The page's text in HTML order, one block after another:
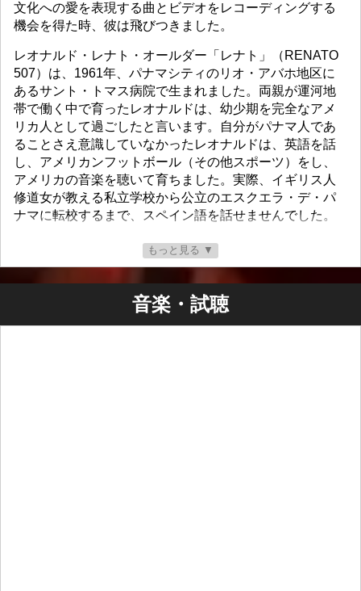
文化への愛を表現する曲とビデオをレコーディングする
機会を得た時、彼は飛びつきました。
レオナルド・レナト・オールダー「レナト」（RENATO
507）は、1961年、パナマシティのリオ・アバホ地区に
あるサント・トマス病院で生まれました。両親が運河地
帯で働く中で育ったレオナルドは、幼少期を完全なアメ
リカ人として過ごしたと言います。自分がパナマ人であ
ることさえ意識していなかったレオナルドは、英語を話
し、アメリカンフットボール（その他スポーツ）をし、
アメリカの音楽を聴いて育ちました。実際、イギリス人
修道女が教える私立学校から公立のエスクエラ・デ・パ
ナマに転校するまで、スペイン語を話せませんでした。
元々ダンサーを目指していたレオナルドは、ダンスの振
り付けや政治問題についてのラップを行うグループのメ
ンバーとして音楽の世界に入り、後にカセットテープで
最初の人気曲を販売し、1985年に正式にレコーディン
グ・リリースしました。初期の成功により、数々のスポ
もっと見る ▼
音楽・試聴